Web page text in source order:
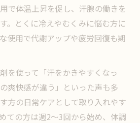
で体温上昇を促し、汗腺の働きを
。とくに冷えやむくみに悩む方に
使用で代謝アップや疲労回復も期
を使って「汗をかきやすくなっ
爽快感が違う」といった声も多
方の日常ケアとして取り入れやす
ての方は週2〜3回から始め、体調